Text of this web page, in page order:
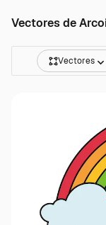
Vectores de
Vectores